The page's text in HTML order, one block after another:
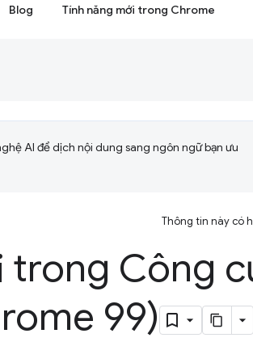
Blog Tính năng mới trong Chrome
AI để dịch nội dung sang ngôn ngữ bạn ưu
Thông tin này có
trong Công
99)